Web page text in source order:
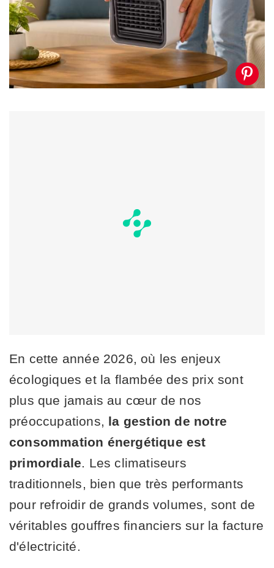
En cette année 2026, où les enjeux
écologiques et la flambée des prix sont
plus que jamais au cœur de nos
préoccupations, la gestion de notre
consommation énergétique est
primordiale . Les climatiseurs
traditionnels, bien que très performants
pour refroidir de grands volumes, sont de
véritables gouffres financiers sur la facture
d'électricité.